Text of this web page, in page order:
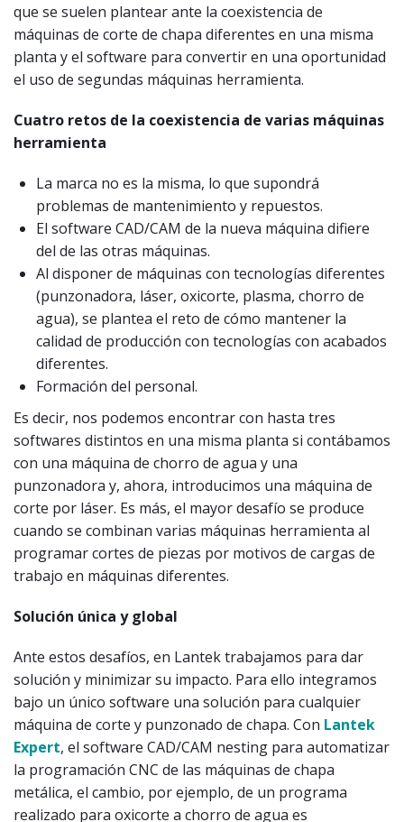
que se suelen plantear ante la coexistencia de
máquinas de corte de chapa diferentes en una misma
planta y el software para convertir en una oportunidad
el uso de segundas máquinas herramienta.
Cuatro retos de la coexistencia de varias máquinas
herramienta
La marca no es la misma, lo que supondrá
problemas de mantenimiento y repuestos.
El software CAD/CAM de la nueva máquina difiere
del de las otras máquinas.
Al disponer de máquinas con tecnologías diferentes
(punzonadora, láser, oxicorte, plasma, chorro de
agua), se plantea el reto de cómo mantener la
calidad de producción con tecnologías con acabados
diferentes.
Formación del personal.
Es decir, nos podemos encontrar con hasta tres
softwares distintos en una misma planta si contábamos
con una máquina de chorro de agua y una
punzonadora y, ahora, introducimos una máquina de
corte por láser. Es más, el mayor desafío se produce
cuando se combinan varias máquinas herramienta al
programar cortes de piezas por motivos de cargas de
trabajo en máquinas diferentes.
Solución única y global
Ante estos desafíos, en Lantek trabajamos para dar
solución y minimizar su impacto. Para ello integramos
bajo un único software una solución para cualquier
máquina de corte y punzonado de chapa. Con Lantek
Expert, el software CAD/CAM nesting para automatizar
la programación CNC de las máquinas de chapa
metálica, el cambio, por ejemplo, de un programa
realizado para oxicorte a chorro de agua es